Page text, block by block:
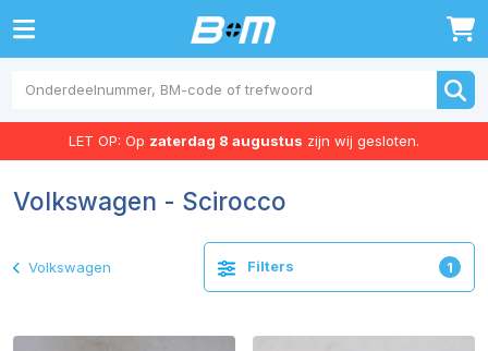
0
LET OP: Op zaterdag 8 augustus zijn wij gesloten.
Volkswagen - Scirocco
Volkswagen Filters 1